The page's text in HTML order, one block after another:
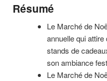
Résumé
Le Marché de
annuelle qui
stands de
son ambiance
Le Marché de